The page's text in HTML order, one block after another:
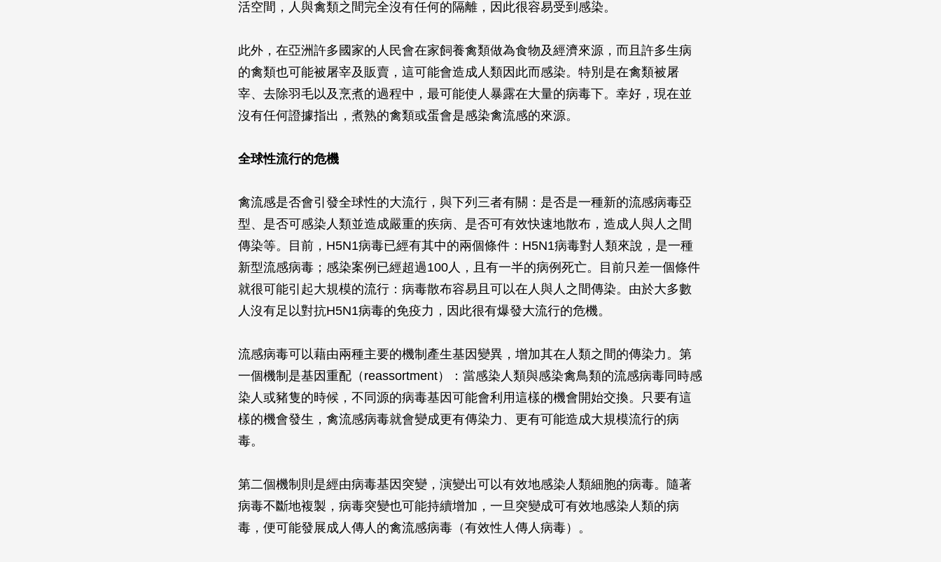
活空間，人與禽類之間完全沒有任何的隔離，因此很容易受到感染。
此外，在亞洲許多國家的人民會在家飼養禽類做為食物及經濟來源，而且許多生病
的禽類也可能被屠宰及販賣，這可能會造成人類因此而感染。特別是在禽類被屠
宰、去除羽毛以及烹煮的過程中，最可能使人暴露在大量的病毒下。幸好，現在並
沒有任何證據指出，煮熟的禽類或蛋會是感染禽流感的來源。
全球性流行的危機
禽流感是否會引發全球性的大流行，與下列三者有關：是否是一種新的流感病毒亞
型、是否可感染人類並造成嚴重的疾病、是否可有效快速地散布，造成人與人之間
傳染等。目前，H5N1病毒已經有其中的兩個條件：H5N1病毒對人類來說，是一種
新型流感病毒；感染案例已經超過100人，且有一半的病例死亡。目前只差一個條件
就很可能引起大規模的流行：病毒散布容易且可以在人與人之間傳染。由於大多數
人沒有足以對抗H5N1病毒的免疫力，因此很有爆發大流行的危機。
流感病毒可以藉由兩種主要的機制產生基因變異，增加其在人類之間的傳染力。第
一個機制是基因重配（reassortment）：當感染人類與感染禽鳥類的流感病毒同時感
染人或豬隻的時候，不同源的病毒基因可能會利用這樣的機會開始交換。只要有這
樣的機會發生，禽流感病毒就會變成更有傳染力、更有可能造成大規模流行的病
毒。
第二個機制則是經由病毒基因突變，演變出可以有效地感染人類細胞的病毒。隨著
病毒不斷地複製，病毒突變也可能持續增加，一旦突變成可有效地感染人類的病
毒，便可能發展成人傳人的禽流感病毒（有效性人傳人病毒）。